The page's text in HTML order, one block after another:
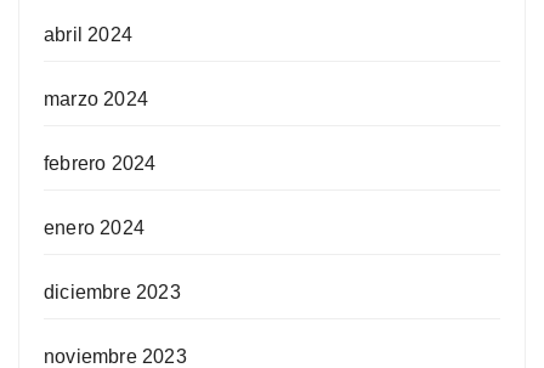
abril 2024
marzo 2024
febrero 2024
enero 2024
diciembre 2023
noviembre 2023